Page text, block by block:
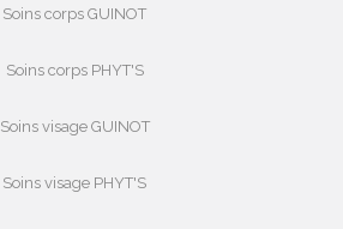
Soins corps GUINOT
Soins corps PHYT'S
Soins visage GUINOT
Soins visage PHYT'S